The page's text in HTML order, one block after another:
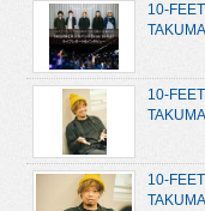
10-
10-
10-